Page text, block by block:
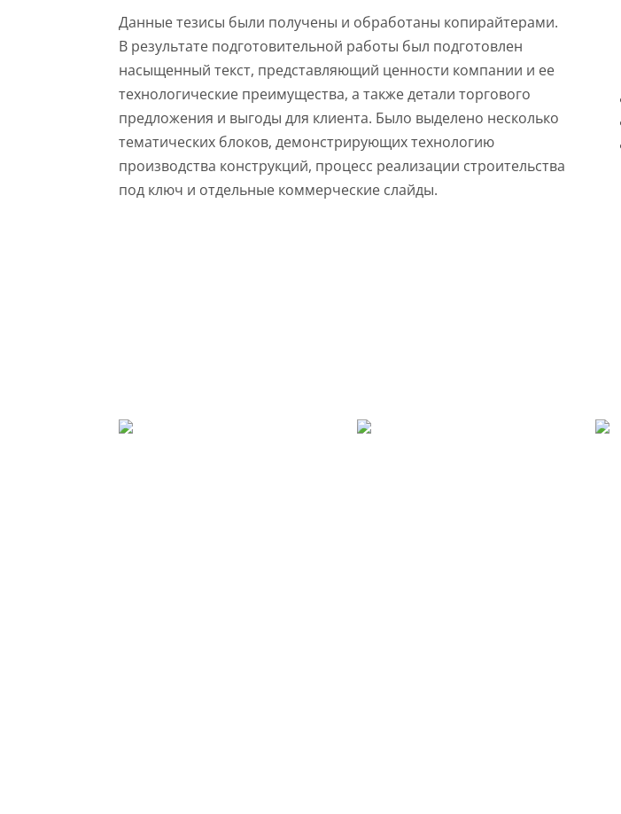
Данные тезисы были получены и обработаны копирайтерами.
В результате подготовительной работы был подготовлен
насыщенный текст, представляющий ценности компании и ее
технологические преимущества, а также детали торгового
предложения и выгоды для клиента. Было выделено несколько
тематических блоков, демонстрирующих технологию
производства конструкций, процесс реализации строительства
под ключ и отдельные коммерческие слайды.